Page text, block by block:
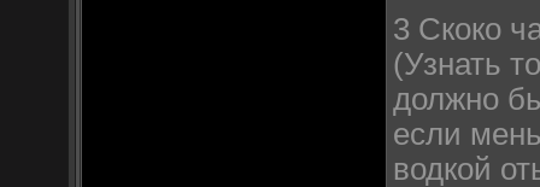
3 Скоко
(Узнать
должно
если
водкой